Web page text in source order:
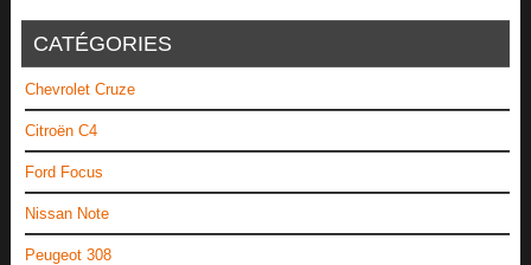
CATÉGORIES
Chevrolet Cruze
Citroën C4
Ford Focus
Nissan Note
Peugeot 308